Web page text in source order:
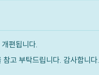
편됩니다.
고 부탁드립니다. 감사합니다.